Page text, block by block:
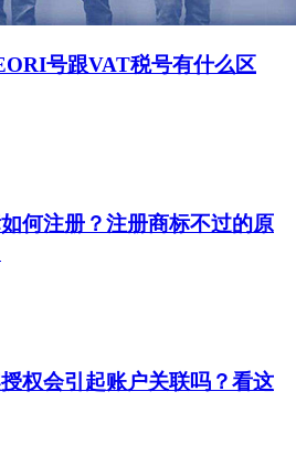
号跟VAT税号有什么区
何注册？注册商标不过的原
权会引起账户关联吗？看这